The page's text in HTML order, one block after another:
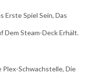
Erste Spiel Sein, Das
Dem Steam-Deck Erhält.
Schwachstelle, Die